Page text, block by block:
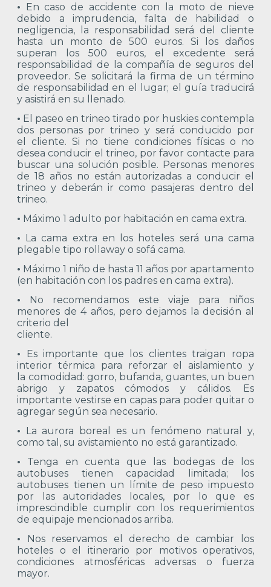
• En caso de accidente con la moto de nieve
debido a imprudencia, falta de habilidad o
negligencia, la responsabilidad será del cliente
hasta un monto de 500 euros. Si los daños
superan los 500 euros, el excedente será
responsabilidad de la compañía de seguros del
proveedor. Se solicitará la firma de un término
de responsabilidad en el lugar; el guía traducirá
y asistirá en su llenado.
• El paseo en trineo tirado por huskies contempla
dos personas por trineo y será conducido por
el cliente. Si no tiene condiciones físicas o no
desea conducir el trineo, por favor contacte para
buscar una solución posible. Personas menores
de 18 años no están autorizadas a conducir el
trineo y deberán ir como pasajeras dentro del
trineo.
• Máximo 1 adulto por habitación en cama extra.
• La cama extra en los hoteles será una cama
plegable tipo rollaway o sofá cama.
• Máximo 1 niño de hasta 11 años por apartamento
(en habitación con los padres en cama extra).
• No recomendamos este viaje para niños
menores de 4 años, pero dejamos la decisión al
criterio del
cliente.
• Es importante que los clientes traigan ropa
interior térmica para reforzar el aislamiento y
la comodidad: gorro, bufanda, guantes, un buen
abrigo y zapatos cómodos y cálidos. Es
importante vestirse en capas para poder quitar o
agregar según sea necesario.
• La aurora boreal es un fenómeno natural y,
como tal, su avistamiento no está garantizado.
• Tenga en cuenta que las bodegas de los
autobuses tienen capacidad limitada; los
autobuses tienen un límite de peso impuesto
por las autoridades locales, por lo que es
imprescindible cumplir con los requerimientos
de equipaje mencionados arriba.
• Nos reservamos el derecho de cambiar los
hoteles o el itinerario por motivos operativos,
condiciones atmosféricas adversas o fuerza
mayor.